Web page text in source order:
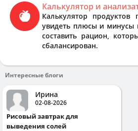
Калькулятор и
Калькулятор продуктов
увидеть плюсы и минусы
составить рацион,
сбалансирован.
Интересные блоги
Ирина
02-08-2026
Рисовый завтрак для
выведения солей